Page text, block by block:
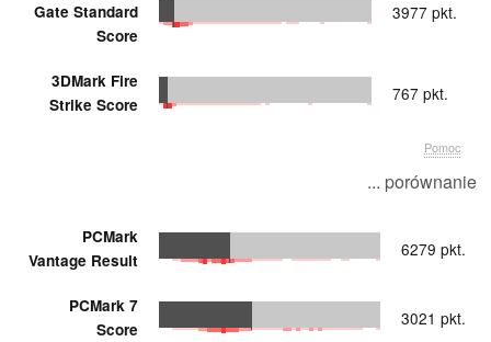
Gate Standard
Score
3977 pkt.
3DMark Fire
Strike Score
767 pkt.
Pomoc
... porównanie
PCMark
Vantage Result
6279 pkt.
PCMark 7
Score
3021 pkt.